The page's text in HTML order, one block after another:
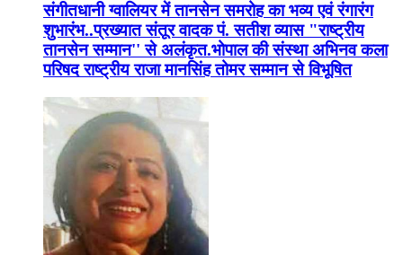
संगीतधानी ग्वालियर में तानसेन समरोह का भव्य एवं रंगारंग
शुभारंभ..प्रख्यात संतूर वादक पं. सतीश व्यास "राष्ट्रीय
तानसेन सम्मान'' से अलंकृत.भोपाल की संस्था अभिनव कला
परिषद राष्ट्रीय राजा मानसिंह तोमर सम्मान से विभूषित